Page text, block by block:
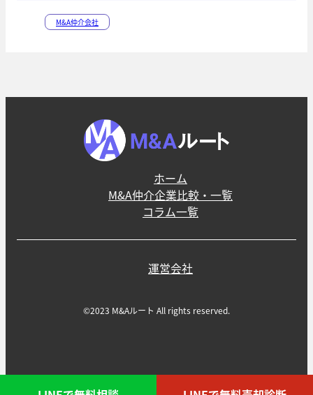
M&A仲介会社
ホーム
M&A仲介企業比較・一覧
コラム一覧
運営会社
©2023 M&Aルート All rights reserved.